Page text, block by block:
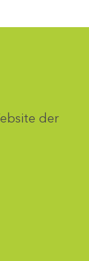
der